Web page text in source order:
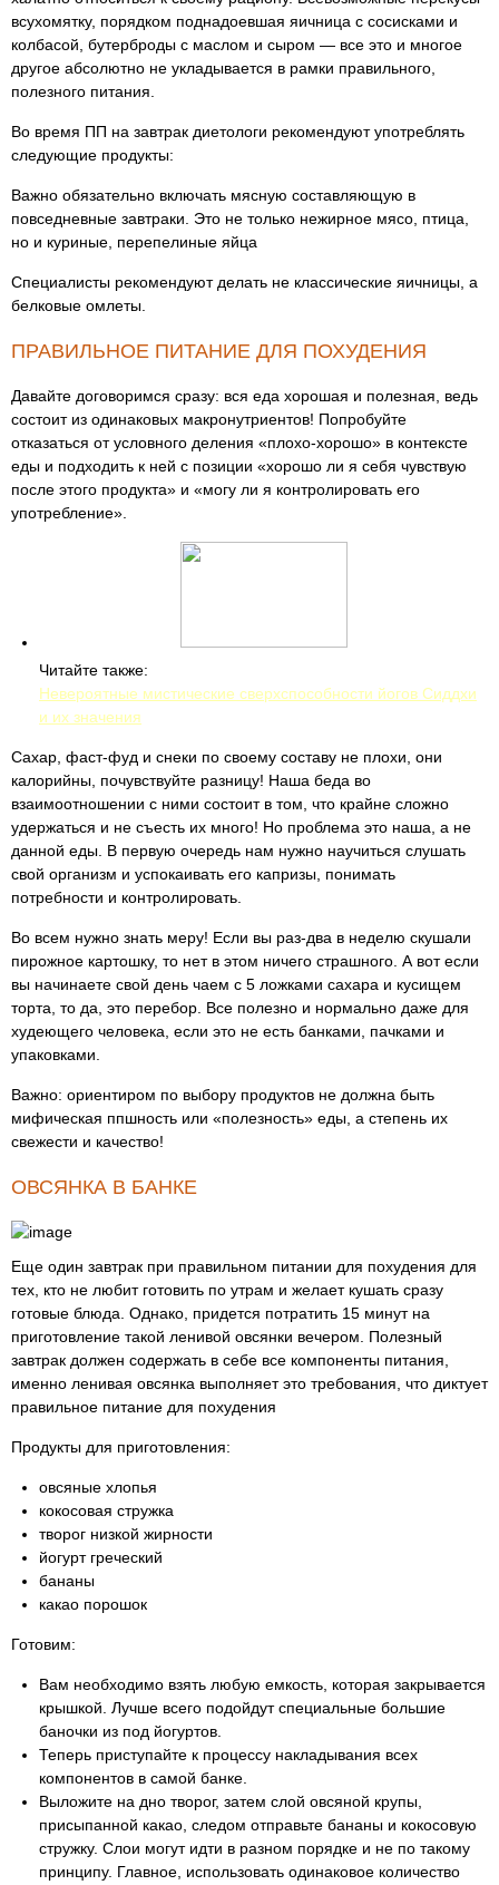
всухомятку, порядком поднадоевшая яичница с сосисками и
колбасой, бутерброды с маслом и сыром — все это и многое
другое абсолютно не укладывается в рамки правильного,
полезного питания.
Во время ПП на завтрак диетологи рекомендуют употреблять
следующие продукты:
Важно обязательно включать мясную составляющую в
повседневные завтраки. Это не только нежирное мясо, птица,
но и куриные, перепелиные яйца
Специалисты рекомендуют делать не классические яичницы, а
белковые омлеты.
ПРАВИЛЬНОЕ ПИТАНИЕ ДЛЯ ПОХУДЕНИЯ
Давайте договоримся сразу: вся еда хорошая и полезная, ведь
состоит из одинаковых макронутриентов! Попробуйте
отказаться от условного деления «плохо-хорошо» в контексте
еды и подходить к ней с позиции «хорошо ли я себя чувствую
после этого продукта» и «могу ли я контролировать его
употребление».
Читайте также:
Невероятные мистические сверхспособности йогов Сиддхи
и их значения
Сахар, фаст-фуд и снеки по своему составу не плохи, они
калорийны, почувствуйте разницу! Наша беда во
взаимоотношении с ними состоит в том, что крайне сложно
удержаться и не съесть их много! Но проблема это наша, а не
данной еды. В первую очередь нам нужно научиться слушать
свой организм и успокаивать его капризы, понимать
потребности и контролировать.
Во всем нужно знать меру! Если вы раз-два в неделю скушали
пирожное картошку, то нет в этом ничего страшного. А вот если
вы начинаете свой день чаем с 5 ложками сахара и кусищем
торта, то да, это перебор. Все полезно и нормально даже для
худеющего человека, если это не есть банками, пачками и
упаковками.
Важно: ориентиром по выбору продуктов не должна быть
мифическая ппшность или «полезность» еды, а степень их
свежести и качество!
ОВСЯНКА В БАНКЕ
Еще один завтрак при правильном питании для похудения для
тех, кто не любит готовить по утрам и желает кушать сразу
готовые блюда. Однако, придется потратить 15 минут на
приготовление такой ленивой овсянки вечером. Полезный
завтрак должен содержать в себе все компоненты питания,
именно ленивая овсянка выполняет это требования, что диктует
правильное питание для похудения
Продукты для приготовления:
овсяные хлопья
кокосовая стружка
творог низкой жирности
йогурт греческий
бананы
какао порошок
Готовим:
Вам необходимо взять любую емкость, которая закрывается
крышкой. Лучше всего подойдут специальные большие
баночки из под йогуртов.
Теперь приступайте к процессу накладывания всех
компонентов в самой банке.
Выложите на дно творог, затем слой овсяной крупы,
присыпанной какао, следом отправьте бананы и кокосовую
стружку. Слои могут идти в разном порядке и не по такому
принципу. Главное, использовать одинаковое количество